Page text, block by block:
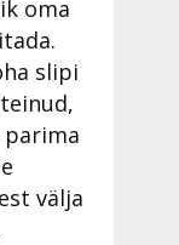
oma
slipi
välja